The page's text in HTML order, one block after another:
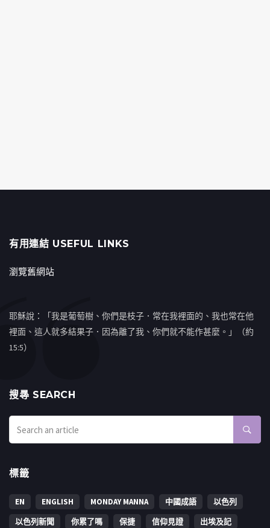
有用連結 USEFUL LINKS
瀏覽舊網站
耶穌說：「我是葡萄樹、你們是枝子．常在我裡面的、我也常在他
裡面、這人就多結果子．因為離了我、你們就不能作甚麼。」（約
15:5）
搜㝷 SEARCH
標籤
EN ENGLISH MONDAY MANNA 中國成語
以色列
以色列新聞
你累了嗎 保捷 信仰見證
出埃及記